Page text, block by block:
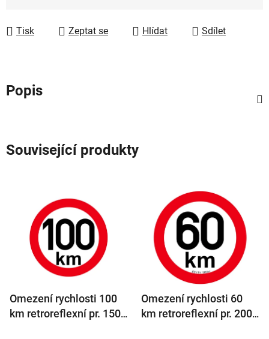
Tisk Zeptat se Hlídat Sdílet
Popis
Související produkty
Omezení rychlosti 100
km retroreflexní pr. 150
Omezení rychlosti 60
km retroreflexní pr. 200